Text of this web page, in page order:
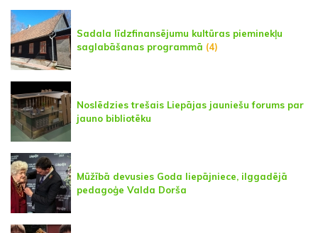
Sadala līdzfinansējumu kultūras pieminekļu
saglabāšanas programmā (4)
Noslēdzies trešais Liepājas jauniešu forums par
jauno bibliotēku
Mūžībā devusies Goda liepājniece, ilggadējā
pedagoģe Valda Dorša